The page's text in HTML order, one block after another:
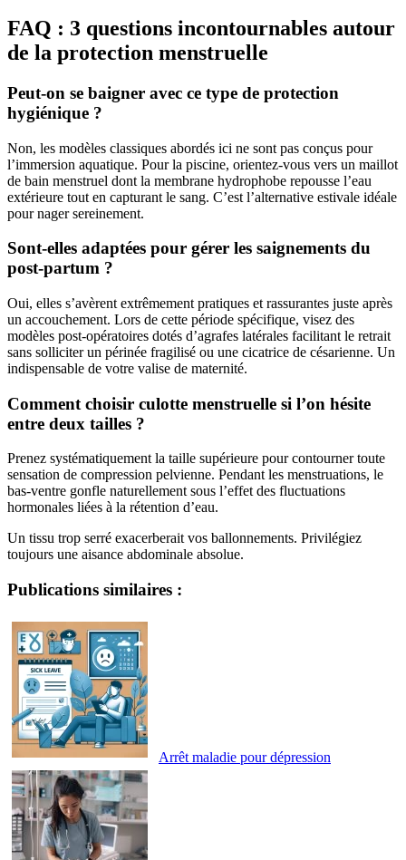
FAQ : 3 questions incontournables autour
de la protection menstruelle
Peut-on se baigner avec ce type de protection
hygiénique ?
Non, les modèles classiques abordés ici ne sont pas conçus pour
l’immersion aquatique. Pour la piscine, orientez-vous vers un maillot
de bain menstruel dont la membrane hydrophobe repousse l’eau
extérieure tout en capturant le sang. C’est l’alternative estivale idéale
pour nager sereinement.
Sont-elles adaptées pour gérer les saignements du
post-partum ?
Oui, elles s’avèrent extrêmement pratiques et rassurantes juste après
un accouchement. Lors de cette période spécifique, visez des
modèles post-opératoires dotés d’agrafes latérales facilitant le retrait
sans solliciter un périnée fragilisé ou une cicatrice de césarienne. Un
indispensable de votre valise de maternité.
Comment choisir culotte menstruelle si l’on hésite
entre deux tailles ?
Prenez systématiquement la taille supérieure pour contourner toute
sensation de compression pelvienne. Pendant les menstruations, le
bas-ventre gonfle naturellement sous l’effet des fluctuations
hormonales liées à la rétention d’eau.
Un tissu trop serré exacerberait vos ballonnements. Privilégiez
toujours une aisance abdominale absolue.
Publications similaires :
Arrêt maladie pour dépression